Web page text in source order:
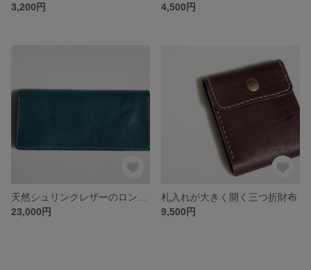
3,200円
4,500円
23,000円
札入れが大きく開く三つ折財布
9,500円